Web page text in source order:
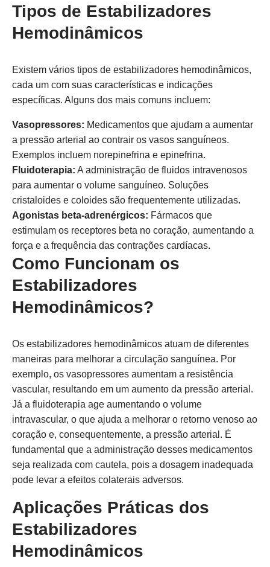
Tipos de Estabilizadores
Hemodinâmicos
Existem vários tipos de estabilizadores hemodinâmicos,
cada um com suas características e indicações
específicas. Alguns dos mais comuns incluem:
Vasopressores: Medicamentos que ajudam a aumentar
a pressão arterial ao contrair os vasos sanguíneos.
Exemplos incluem norepinefrina e epinefrina.
Fluidoterapia: A administração de fluidos intravenosos
para aumentar o volume sanguíneo. Soluções
cristaloides e coloides são frequentemente utilizadas.
Agonistas beta-adrenérgicos: Fármacos que
estimulam os receptores beta no coração, aumentando a
força e a frequência das contrações cardíacas.
Como Funcionam os
Estabilizadores
Hemodinâmicos?
Os estabilizadores hemodinâmicos atuam de diferentes
maneiras para melhorar a circulação sanguínea. Por
exemplo, os vasopressores aumentam a resistência
vascular, resultando em um aumento da pressão arterial.
Já a fluidoterapia age aumentando o volume
intravascular, o que ajuda a melhorar o retorno venoso ao
coração e, consequentemente, a pressão arterial. É
fundamental que a administração desses medicamentos
seja realizada com cautela, pois a dosagem inadequada
pode levar a efeitos colaterais adversos.
Aplicações Práticas dos
Estabilizadores
Hemodinâmicos